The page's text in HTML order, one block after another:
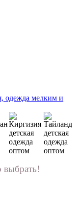
выбрать!